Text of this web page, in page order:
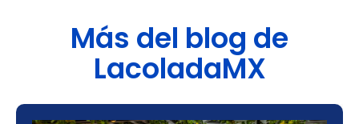
Más del blog de
LacoladaMX